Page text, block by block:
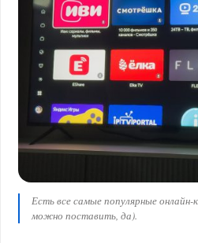
Есть все самые популярные
можно поставить, да).